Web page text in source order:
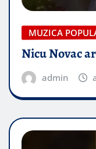
MUZICA
Nicu Novac
admin